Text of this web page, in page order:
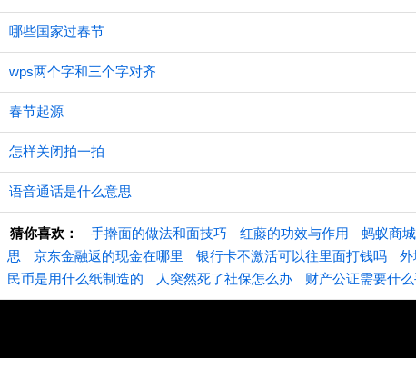
哪些国家过春节
wps两个字和三个字对齐
春节起源
怎样关闭拍一拍
语音通话是什么意思
猜你喜欢： 手擀面的做法和面技巧 红藤的功效与作用 蚂蚁商
思
京东金融返的现金在哪里 银行卡不激活可以往里面打钱吗 外
民币是用什么纸制造的
人突然死了社保怎么办 财产公证需要什